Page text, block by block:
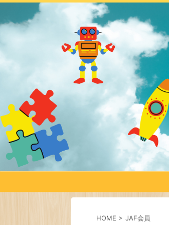
HOME > JAF会員